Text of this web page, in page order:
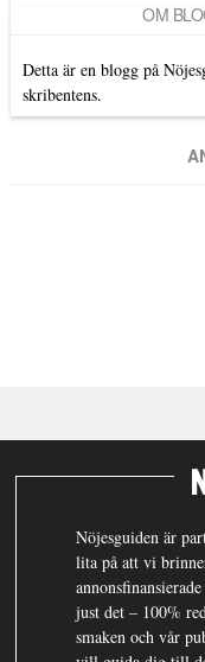
OM
Detta är en blogg på
skribentens.
Nöjesguiden är
lita på att vi
just det – 100%
smaken och vår